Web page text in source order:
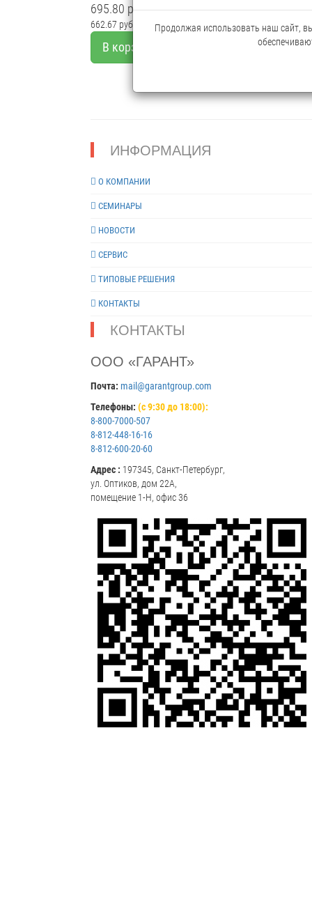
695.80 руб.
662.67 руб. Мелкий опт
В корзину
ИНФОРМАЦИЯ
О КОМПАНИИ
СЕМИНАРЫ
НОВОСТИ
СЕРВИС
ТИПОВЫЕ РЕШЕНИЯ
КОНТАКТЫ
КОНТАКТЫ
ООО «ГАРАНТ»
Почта: mail@garantgroup.com
Телефоны: (с 9:30 до 18:00):
8-800-7000-507
8-812-448-16-16
8-812-600-20-60
Адрес : 197345, Санкт-Петербург,
ул. Оптиков, дом 22А,
помещение 1-Н, офис 36
Продолжая использовать наш сайт,